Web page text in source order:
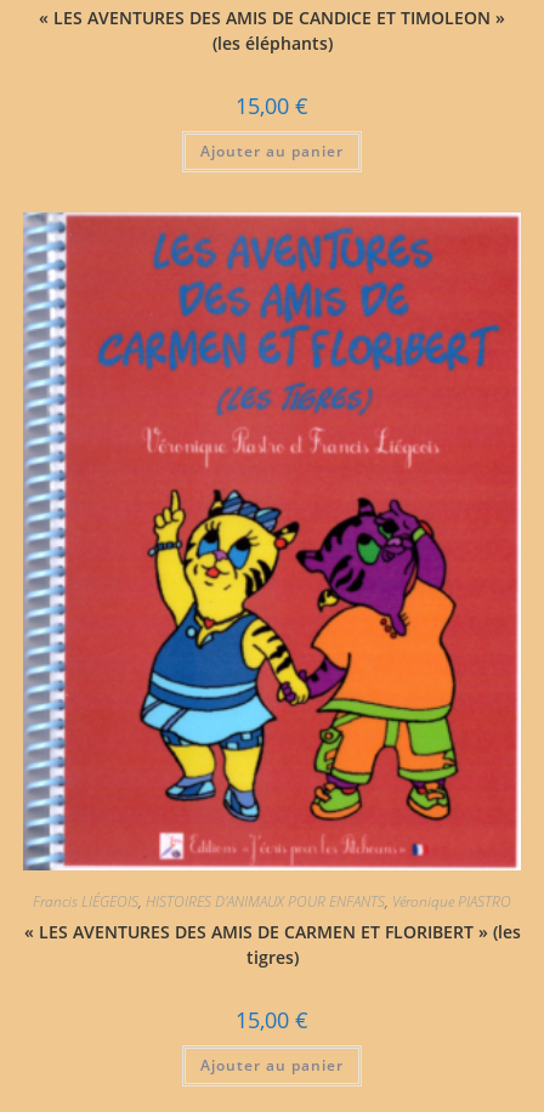
« LES AVENTURES DES AMIS DE CANDICE ET TIMOLEON »
(les éléphants)
15,00 €
Ajouter au panier
Francis LIÉGEOIS, HISTOIRES D'ANIMAUX POUR ENFANTS, Véronique PIASTRO
« LES AVENTURES DES AMIS DE CARMEN ET FLORIBERT » (les
tigres)
15,00 €
Ajouter au panier